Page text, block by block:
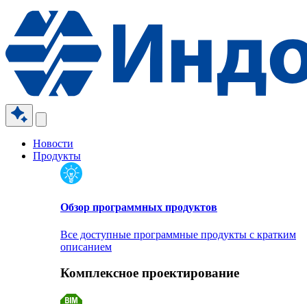
Новости
Продукты
Обзор программных продуктов
Все доступные программные продукты с кратким
описанием
Комплексное проектирование